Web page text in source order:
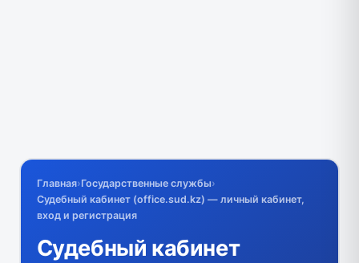
Главная›Государственные службы›
Судебный кабинет (office.sud.kz) — личный кабинет,
вход и регистрация
Судебный кабинет